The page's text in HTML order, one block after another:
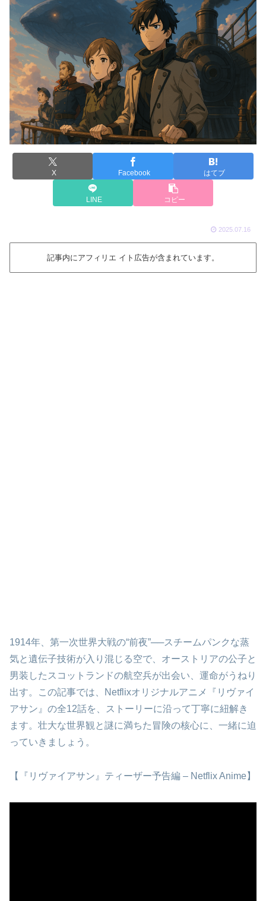
X Facebook はてブ
LINE コピー
2025.07.16
記事内にアフィリエ イト広告が含まれています。
1914年、第一次世界大戦の“前夜”──スチームパンクな蒸
気と遺伝子技術が入り混じる空で、オーストリアの公子と
男装したスコットランドの航空兵が出会い、運命がうねり
出す。この記事では、Netflixオリジナルアニメ『リヴァイ
アサン』の全12話を、ストーリーに沿って丁寧に紐解き
ます。壮大な世界観と謎に満ちた冒険の核心に、一緒に迫
っていきましょう。
【『リヴァイアサン』ティーザー予告編 – Netflix Anime】